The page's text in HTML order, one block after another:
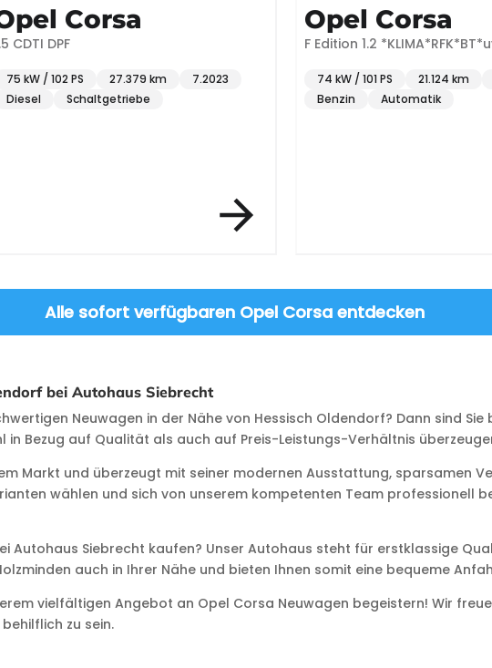
Corsa
PS 27.379 km
7.2023
Schaltgetriebe
Opel Corsa
F Edition 1.2 *KLIMA*RFK*BT*uvm
74 kW / 101 PS 21.124 km
9.2021
Automatik
Alle sofort verfügbaren Opel Corsa entdecken
bei Autohaus Siebrecht
Neuwagen in der Nähe von Hessisch Oldendorf? Dann sind
Bezug auf Qualität als auch auf Preis-Leistungs-Verhältnis
Markt und überzeugt mit seiner modernen Ausstattung, sparsamen
wählen und sich von unserem kompetenten Team professionell
Autohaus Siebrecht kaufen? Unser Autohaus steht für erstklassige
auch in Ihrer Nähe und bieten Ihnen somit eine bequeme
vielfältigen Angebot an Opel Corsa Neuwagen begeistern! Wir
zu sein.